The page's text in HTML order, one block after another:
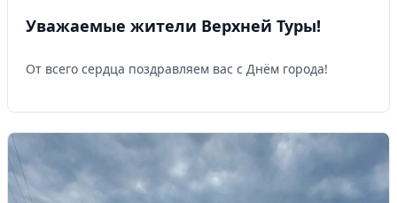
Уважаемые жители Верхней Туры!
От всего сердца поздравляем вас с Днём города!